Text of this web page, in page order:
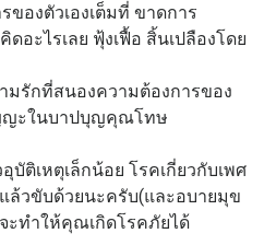
ของตัวเองเต็มที่ ขาดการ
คิดอะไรเลย ฟุ้งเฟื้อ สิ้นเปลืองโดย
มรักที่สนองความต้องการของ
ญะในบาปบุญคุณโทษ
อุบัติเหตุเล็กน้อย โรคเกี่ยวกับเพศ
แล้วขับด้วยนะครับ(และอบายมุข
ะทำให้คุณเกิดโรคภัยได้